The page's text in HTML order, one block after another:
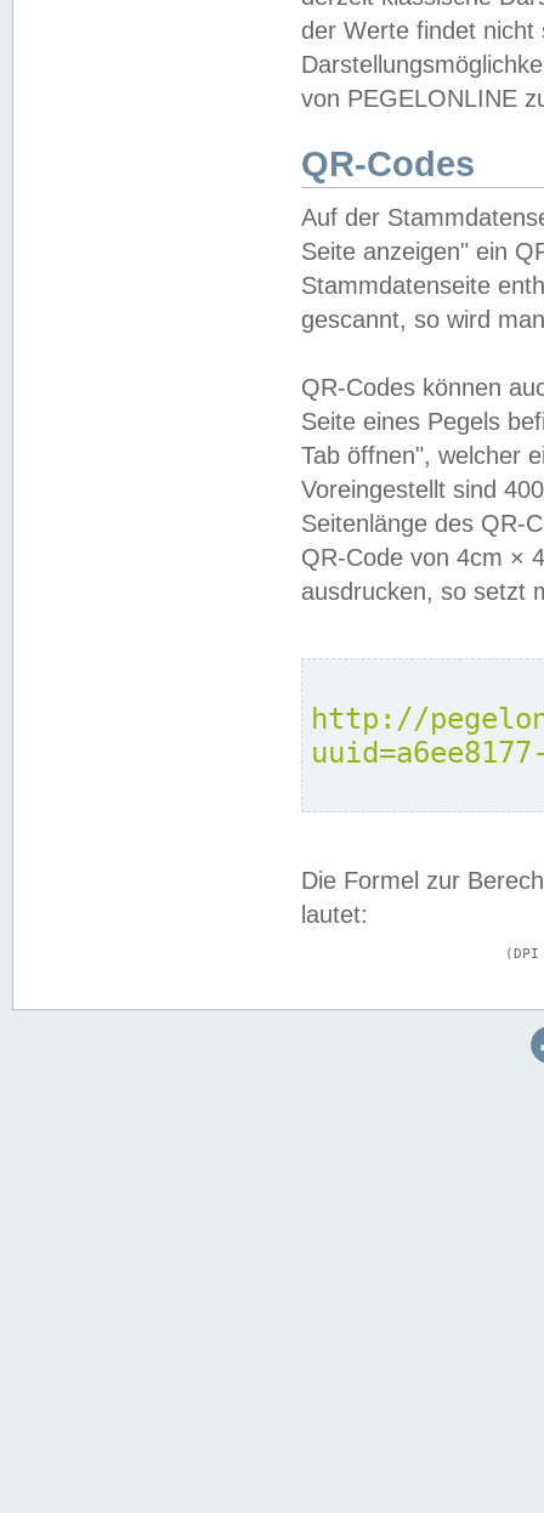
der Werte findet
von PEGELONLINE
QR-Codes
Auf der
Seite anzeigen" ein
Stammdatenseite
gescannt, so wird
QR-Codes können
Seite eines Pegels
Tab öffnen", welcher
Voreingestellt sind
Seitenlänge des QR-
QR-Code von 4cm ×
ausdrucken, so setzt
http://
Die Formel zur
lautet: